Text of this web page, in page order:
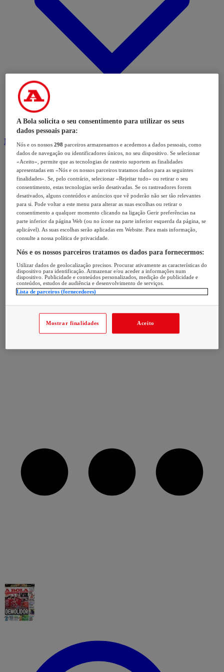
Modalidades
A Bola solicita o seu consentimento para utilizar os seus
dados pessoais para:
Nós e os nossos298 parceiros armazenamos e acedemos a dados pessoais, como
dados de navegação ou identificadores únicos, no seu dispositivo. Se selecionar
«Aceito», permite que as tecnologias de rastreio suportem as finalidades
apresentadas em «Nós e os nossos parceiros tratamos dados para as seguintes
finalidades». Se, pelo contrário, selecionar «Rejeitar tudo» ou retirar o seu
consentimento, estas tecnologias serão desativadas. Se os rastreadores forem
desativados, alguns conteúdos e anúncios que vê poderão não ser tão relevantes
para si. Pode voltar a este menu para alterar as suas escolhas ou retirar o
consentimento a qualquer momento clicando na ligação Gerir preferências na
parte inferior da página Web (ou no ícone na parte inferior esquerda da página, se
aplicável). As suas escolhas serão aplicadas em Website. Para mais informação,
consulte a nossa política de privacidade.
Nós e os nossos parceiros tratamos os dados para fornecermos:
Utilizar dados de geolocalização precisos. Procurar ativamente as características do
dispositivo para identificação. Armazenar e/ou aceder a informações num
dispositivo. Publicidade e conteúdos personalizados, medição de publicidade e
conteúdos, estudos de audiência e desenvolvimento de serviços.
Lista de parceiros (fornecedores)
Mostrar finalidades Aceito